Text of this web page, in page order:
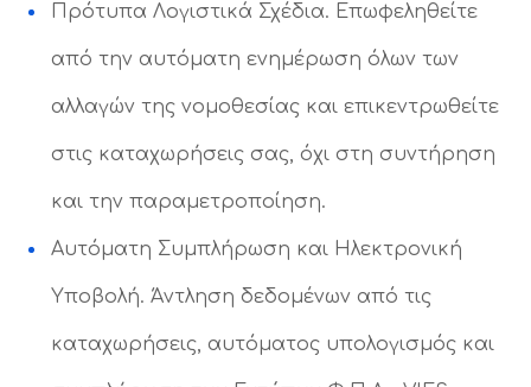
Πρότυπα Λογιστικά Σχέδια. Επωφεληθείτε
από την αυτόματη ενημέρωση όλων των
αλλαγών της νομοθεσίας και επικεντρωθείτε
στις καταχωρήσεις σας, όχι στη συντήρηση
και την παραμετροποίηση.
Αυτόματη Συμπλήρωση και Ηλεκτρονική
Υποβολή. Άντληση δεδομένων από τις
καταχωρήσεις, αυτόματος υπολογισμός και